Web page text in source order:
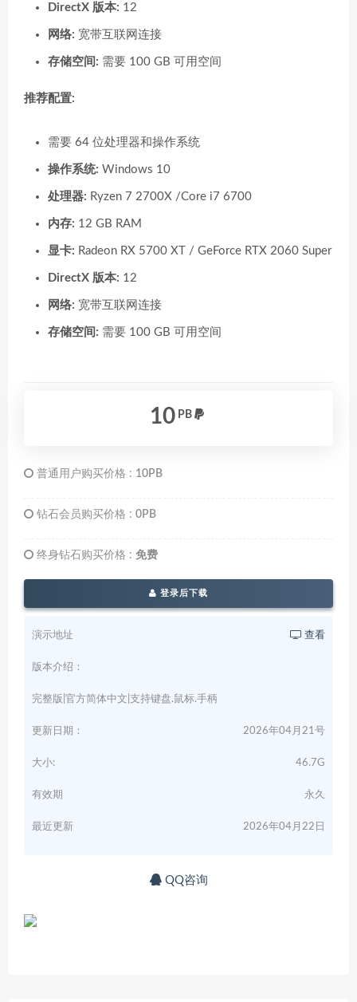
DirectX 版本: 12
网络: 宽带互联网连接
存储空间: 需要 100 GB 可用空间
推荐配置:
需要 64 位处理器和操作系统
操作系统: Windows 10
处理器: Ryzen 7 2700X /Core i7 6700
内存: 12 GB RAM
显卡: Radeon RX 5700 XT / GeForce RTX 2060 Super
DirectX 版本: 12
网络: 宽带互联网连接
存储空间: 需要 100 GB 可用空间
10 PB
普通用户购买价格 : 10PB
钻石会员购买价格 : 0PB
终身钻石购买价格 : 免费
登录后下载
演示地址 查看
版本介绍：
完整版|官方简体中文|支持键盘.鼠标.手柄
更新日期： 2026年04月21号
大小: 46.7G
有效期 永久
最近更新 2026年04月22日
QQ咨询